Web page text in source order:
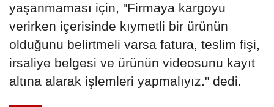
yaşanmaması için, "Firmaya kargoyu
verirken içerisinde kıymetli bir ürünün
olduğunu belirtmeli varsa fatura, teslim fişi,
irsaliye belgesi ve ürünün videosunu kayıt
altına alarak işlemleri yapmalıyız." dedi.